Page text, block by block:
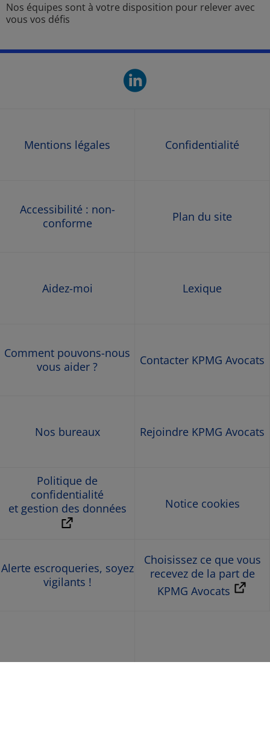
Nos équipes sont à votre disposition pour relever avec
vous vos défis
linkedin.
Mentions légales Confidentialité
Accessibilité : non-
conforme
Plan du site
Aidez-moi Lexique
Comment pouvons-nous
vous aider ?
Contacter KPMG Avocats
Nos bureaux Rejoindre KPMG Avocats
Politique de
confidentialité
et gestion des données
Notice cookies
Alerte escroqueries, soyez
vigilants !
Choisissez ce que vous
recevez de la part de
KPMG Avocats